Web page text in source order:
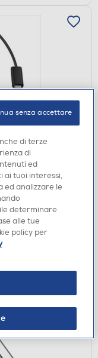
di terze
di
ed
ai tuoi interessi,
ed analizzare le
determinare
alle tue
policy per
senza accettare